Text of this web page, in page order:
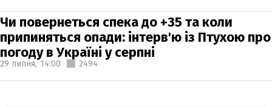
Чи повернеться спека до +35 та коли
припиняться опади: інтерв'ю із Птухою про
погоду в Україні у серпні
29 липня, 14:00 2494